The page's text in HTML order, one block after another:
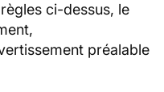
ci-dessus, le
préalable